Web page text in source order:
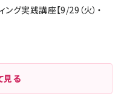
実践講座【9/29（火）・
見る